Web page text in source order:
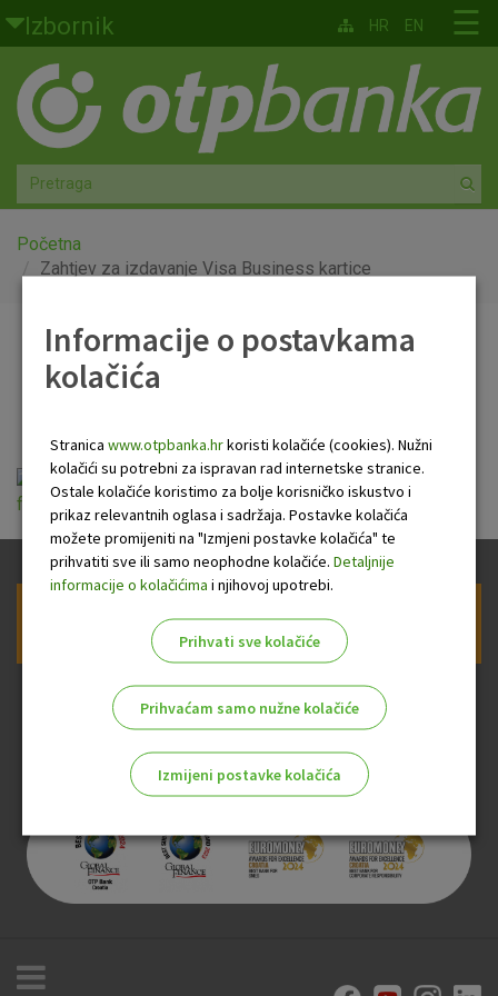
Skoči na glavni sadržaj
Izbornik
Građani
Privatno bankarstvo
Agro
Mala poduzeća i obrtnici
Globalna tržišta
O nama
☰
HR EN
Početna
Zahtjev za izdavanje Visa Business kartice
Zahtjev za izdavanje Visa
Business kartice
Zahtjev za izdavanje Visa Business kartice
ff.pdf
Prijava na newsletter OTP banke
Informacije o postavkama
kolačića
Stranica www.otpbanka.hrkoristi kolačiće (cookies). Nužni
kolačići su potrebni za ispravan rad internetske stranice.
Ostale kolačiće koristimo za bolje korisničko iskustvo i
prikaz relevantnih oglasa i sadržaja. Postavke kolačića
možete promijeniti na "Izmjeni postavke kolačića" te
prihvatiti sve ili samo neophodne kolačiće. Detaljnije
informacije o kolačićima i njihovoj upotrebi.
Prihvati sve kolačiće
Prihvaćam samo nužne kolačiće
Izmijeni postavke kolačića